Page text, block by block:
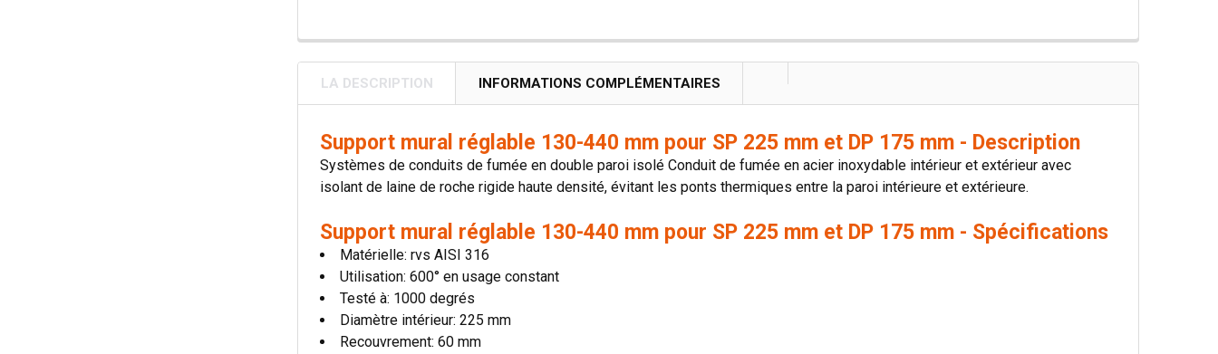
LA DESCRIPTION INFORMATIONS COMPLÉMENTAIRES
Support mural réglable 130-440 mm pour SP 225 mm et DP 175 mm - Description
Systèmes de conduits de fumée en double paroi isolé Conduit de fumée en acier inoxydable intérieur et extérieur avec
isolant de laine de roche rigide haute densité, évitant les ponts thermiques entre la paroi intérieure et extérieure.
Support mural réglable 130-440 mm pour SP 225 mm et DP 175 mm - Spécifications
Matérielle: rvs AISI 316
Utilisation: 600° en usage constant
Testé à: 1000 degrés
Diamètre intérieur: 225 mm
Recouvrement: 60 mm